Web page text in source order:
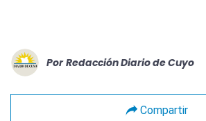
Por Redacción Diario de Cuyo
Compartir